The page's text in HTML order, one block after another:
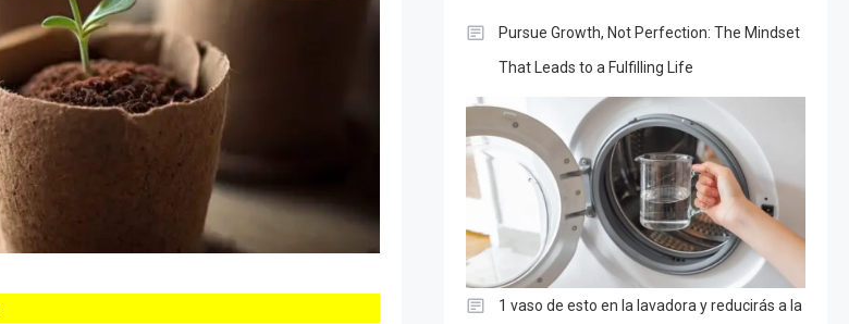
Pursue Growth, Not Perfection: The Mindset
That Leads to a Fulfilling Life
1 vaso de esto en la lavadora y reducirás a la